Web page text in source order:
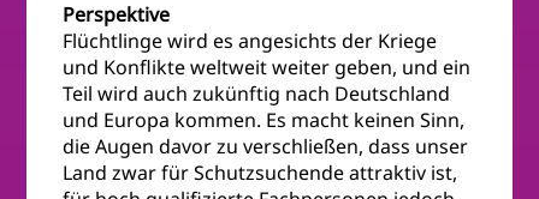
Perspektive
Flüchtlinge wird es angesichts der Kriege
und Konflikte weltweit weiter geben, und ein
Teil wird auch zukünftig nach Deutschland
und Europa kommen. Es macht keinen Sinn,
die Augen davor zu verschließen, dass unser
Land zwar für Schutzsuchende attraktiv ist,